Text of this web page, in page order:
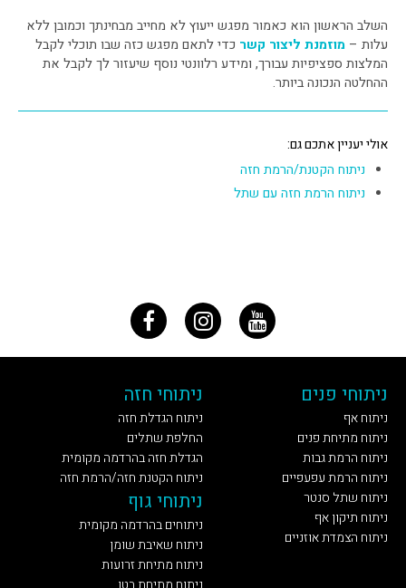
השלב הראשון הוא כאמור מפגש ייעוץ לא מחייב מבחינתך וכמובן ללא
עלות – מוזמנת ליצור קשר כדי לתאם מפגש כזה שבו תוכלי לקבל
המלצות ספציפיות עבורך, ומידע רלוונטי נוסף שיעזור לך לקבל את
ההחלטה הנכונה ביותר.
אולי יעניין אתכם גם:
ניתוח הקטנת/הרמת חזה
ניתוח הרמת חזה עם שתל
ניתוחי פנים
ניתוח אף
ניתוח מתיחת פנים
ניתוח הרמת גבות
ניתוח הרמת עפעפיים
ניתוח שתל סנטר
ניתוח תיקון אף
ניתוח הצמדת אוזניים
ניתוחי חזה
ניתוח הגדלת חזה
החלפת שתלים
הגדלת חזה בהרדמה מקומית
ניתוח הקטנת חזה/הרמת חזה
ניתוחי גוף
ניתוחים בהרדמה מקומית
ניתוח שאיבת שומן
ניתוח מתיחת זרועות